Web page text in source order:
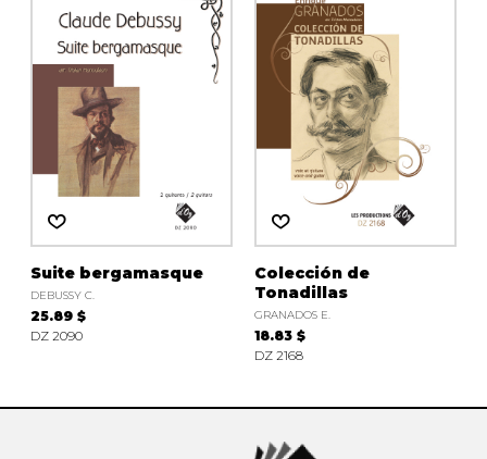
Suite bergamasque
DEBUSSY C.
25.89 $
DZ 2090
Colección de
Tonadillas
GRANADOS E.
18.83 $
DZ 2168